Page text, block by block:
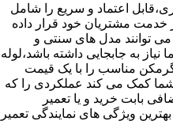
اعتماد و سریع را شامل
خدمت مشتریان خود قرار داده
توانند مدل های سنتی و
نیاز به جابجایی داشته باشد،لوله
مناسب را با یک قیمت
کمک می کند عملکردی را که
بابت خرید و یا تعمیر
ویژگی های نمایندگی تعمیر